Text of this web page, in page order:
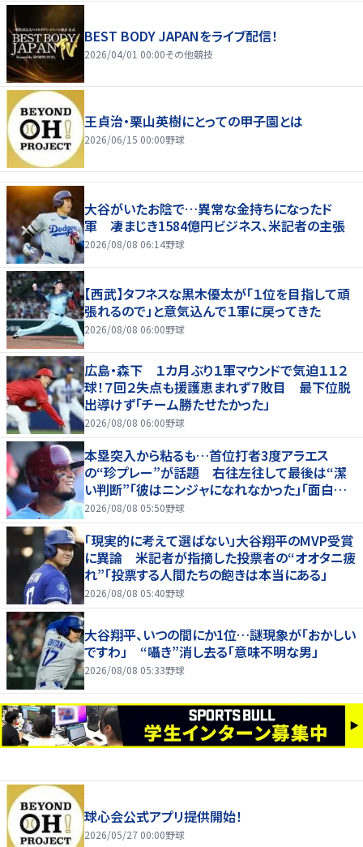
BEST BODY JAPANをライブ配信！
2026/04/01 00:00その他競技
王貞治・栗山英樹にとっての甲子園とは
2026/06/15 00:00野球
大谷がいたお陰で…異常な金持ちになったド
軍 凄まじき1584億円ビジネス、米記者の主張
2026/08/08 06:14野球
【西武】タフネスな黒木優太が「１位を目指して頑
張れるので」と意気込んで１軍に戻ってきた
2026/08/08 06:00野球
広島・森下 １カ月ぶり１軍マウンドで気迫１１２
球！７回２失点も援護恵まれず７敗目 最下位脱
出導けず「チーム勝たせたかった」
2026/08/08 06:00野球
本塁突入から粘るも…首位打者3度アラエス
の“珍プレー”が話題 右往左往して最後は“潔
い判断”「彼はニンジャになれなかった」「面白すぎ
る」
2026/08/08 05:50野球
「現実的に考えて選ばない」大谷翔平のMVP受賞
に異論 米記者が指摘した投票者の“オオタニ疲
れ”「投票する人間たちの飽きは本当にある」
2026/08/08 05:40野球
大谷翔平、いつの間にか1位…謎現象が「おかしい
ですわ」 “囁き”消し去る「意味不明な男」
2026/08/08 05:33野球
球心会公式アプリ提供開始！
2026/05/27 00:00野球